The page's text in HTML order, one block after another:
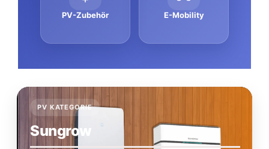
PV-Zubehör E-Mobility
PV KATEGORIE
Sungrow